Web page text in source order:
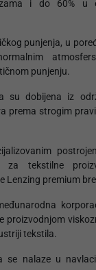
i do 60% u
punjenja, u
punjenju.
su dobijena iz
prema strogim
za tekstilne
Lenzing premium
proizvodnjom
tekstila.
se nalaze u